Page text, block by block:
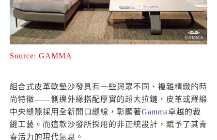
Source: GAMMA
組合式皮革軟墊沙發具有一些與眾不同、複雜精緻的時
尚特徵——側邊外緣搭配厚實的超大拉鏈，皮革或羅緞
中央縫隙採用全新開口縫線，彰顯著Gamma卓越的裁
縫工藝。而這款沙發所採用的非正統設計，賦予了其青
春活力的現代氣息。